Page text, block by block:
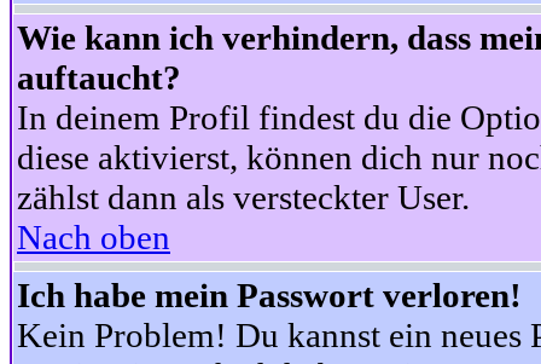
Wie kann ich verhindern, dass
auftaucht?
In deinem Profil findest du die
diese aktivierst, können dich nur
zählst dann als versteckter User.
Nach oben
Ich habe mein Passwort verloren!
Kein Problem! Du kannst ein neues